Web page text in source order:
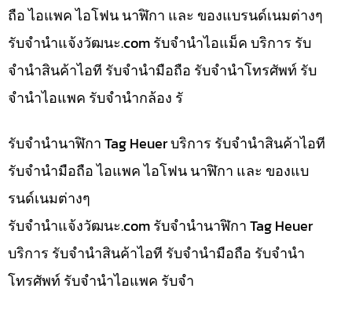
ถือ ไอแพค ไอโฟน นาฬิกา และ ของแบรนด์เนมต่างๆ
รับจํานําแจ้งวัฒนะ.com รับจำนำไอแม็ค บริการ รับ
จำนำสินค้าไอที รับจำนำมือถือ รับจำนำโทรศัพท์ รับ
จำนำไอแพค รับจำนำกล้อง รั
รับจำนำนาฬิกา Tag Heuer บริการ รับจำนำสินค้าไอที
รับจำนำมือถือ ไอแพค ไอโฟน นาฬิกา และ ของแบ
รนด์เนมต่างๆ
รับจํานําแจ้งวัฒนะ.com รับจำนำนาฬิกา Tag Heuer
บริการ รับจำนำสินค้าไอที รับจำนำมือถือ รับจำนำ
โทรศัพท์ รับจำนำไอแพค รับจำ